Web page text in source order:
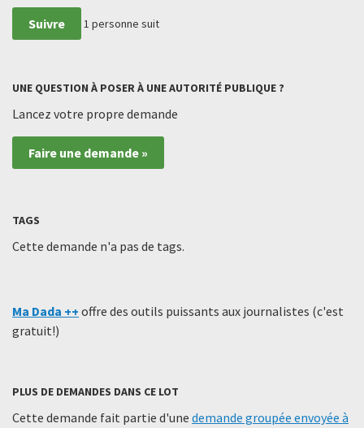
Suivre 1 personne suit
UNE QUESTION À POSER À UNE AUTORITÉ PUBLIQUE ?
Lancez votre propre demande
Faire une demande »
TAGS
Cette demande n'a pas de tags.
Ma Dada ++ offre des outils puissants aux journalistes (c'est
gratuit!)
PLUS DE DEMANDES DANS CE LOT
Cette demande fait partie d'une demande groupée envoyée à